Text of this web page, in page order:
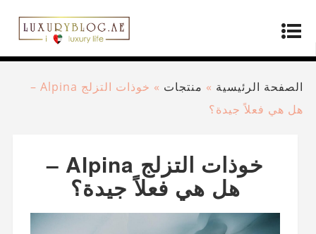
الصفحة الرئيسية » منتجات »
خوذات التزلج Alpina –
هل هي فعلاً جيدة؟
خوذات التزلج Alpina –
هل هي فعلاً جيدة؟